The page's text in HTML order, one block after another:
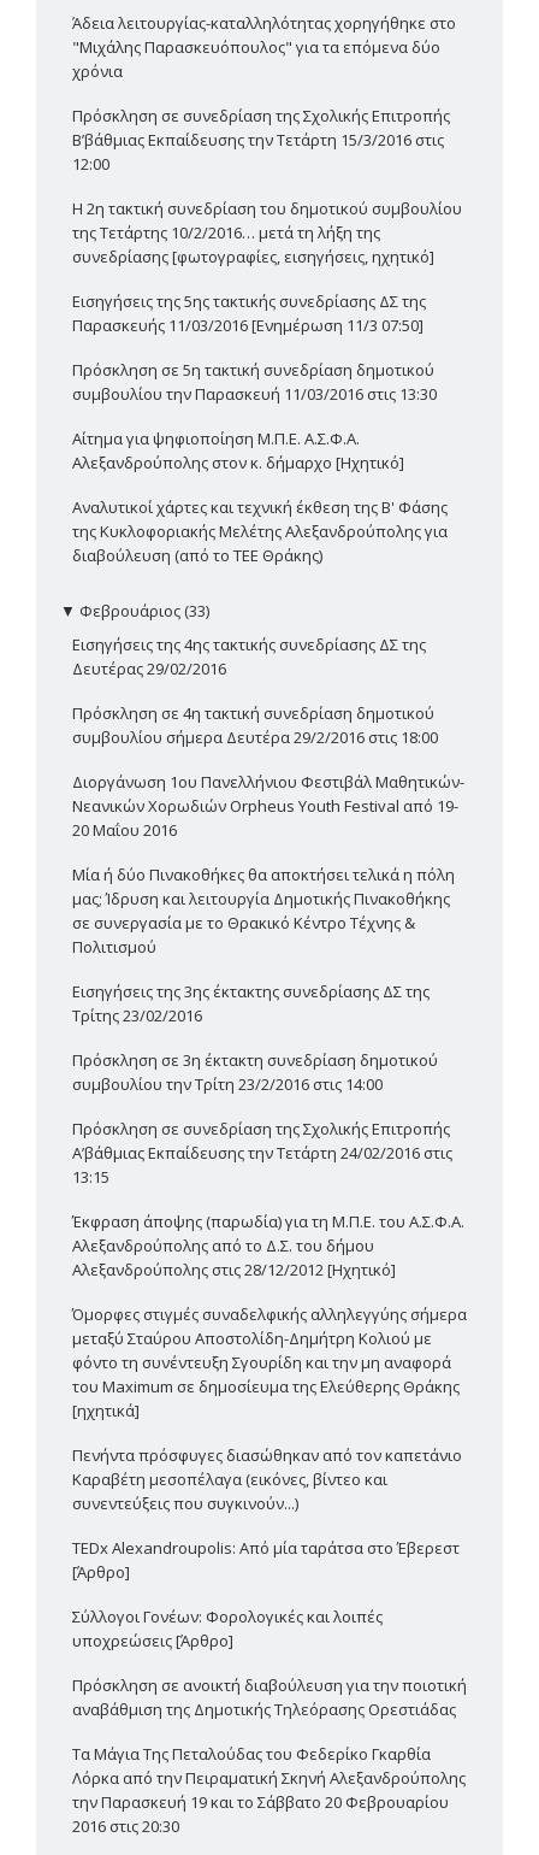
Άδεια λειτουργίας-καταλληλότητας χορηγήθηκε στο
"Μιχάλης Παρασκευόπουλος" για τα επόμενα δύο
χρόνια
Πρόσκληση σε συνεδρίαση της Σχολικής Επιτροπής
Β’βάθμιας Εκπαίδευσης την Τετάρτη 15/3/2016 στις
12:00
Η 2η τακτική συνεδρίαση του δημοτικού συμβουλίου
της Τετάρτης 10/2/2016… μετά τη λήξη της
συνεδρίασης [φωτογραφίες, εισηγήσεις, ηχητικό]
Εισηγήσεις της 5ης τακτικής συνεδρίασης ΔΣ της
Παρασκευής 11/03/2016 [Ενημέρωση 11/3 07:50]
Πρόσκληση σε 5η τακτική συνεδρίαση δημοτικού
συμβουλίου την Παρασκευή 11/03/2016 στις 13:30
Αίτημα για ψηφιοποίηση Μ.Π.Ε. Α.Σ.Φ.Α.
Αλεξανδρούπολης στον κ. δήμαρχο [Ηχητικό]
Αναλυτικοί χάρτες και τεχνική έκθεση της Β' Φάσης
της Κυκλοφοριακής Μελέτης Αλεξανδρούπολης για
διαβούλευση (από το ΤΕΕ Θράκης)
▼ Φεβρουάριος (33)
Εισηγήσεις της 4ης τακτικής συνεδρίασης ΔΣ της
Δευτέρας 29/02/2016
Πρόσκληση σε 4η τακτική συνεδρίαση δημοτικού
συμβουλίου σήμερα Δευτέρα 29/2/2016 στις 18:00
Διοργάνωση 1ου Πανελλήνιου Φεστιβάλ Μαθητικών-
Νεανικών Χορωδιών Orpheus Youth Festival από 19-
20 Μαΐου 2016
Μία ή δύο Πινακοθήκες θα αποκτήσει τελικά η πόλη
μας; Ίδρυση και λειτουργία Δημοτικής Πινακοθήκης
σε συνεργασία με το Θρακικό Κέντρο Τέχνης &
Πολιτισμού
Εισηγήσεις της 3ης έκτακτης συνεδρίασης ΔΣ της
Τρίτης 23/02/2016
Πρόσκληση σε 3η έκτακτη συνεδρίαση δημοτικού
συμβουλίου την Τρίτη 23/2/2016 στις 14:00
Πρόσκληση σε συνεδρίαση της Σχολικής Επιτροπής
Α’βάθμιας Εκπαίδευσης την Τετάρτη 24/02/2016 στις
13:15
Έκφραση άποψης (παρωδία) για τη Μ.Π.Ε. του Α.Σ.Φ.Α.
Αλεξανδρούπολης από το Δ.Σ. του δήμου
Αλεξανδρούπολης στις 28/12/2012 [Ηχητικό]
Όμορφες στιγμές συναδελφικής αλληλεγγύης σήμερα
μεταξύ Σταύρου Αποστολίδη-Δημήτρη Κολιού με
φόντο τη συνέντευξη Σγουρίδη και την μη αναφορά
του Maximum σε δημοσίευμα της Ελεύθερης Θράκης
[ηχητικά]
Πενήντα πρόσφυγες διασώθηκαν από τον καπετάνιο
Καραβέτη μεσοπέλαγα (εικόνες, βίντεο και
συνεντεύξεις που συγκινούν...)
TEDx Alexandroupolis: Από μία ταράτσα στο Έβερεστ
[Άρθρο]
Σύλλογοι Γονέων: Φορολογικές και λοιπές
υποχρεώσεις [Άρθρο]
Πρόσκληση σε ανοικτή διαβούλευση για την ποιοτική
αναβάθμιση της Δημοτικής Τηλεόρασης Ορεστιάδας
Τα Μάγια Της Πεταλούδας του Φεδερίκο Γκαρθία
Λόρκα από την Πειραματική Σκηνή Αλεξανδρούπολης
την Παρασκευή 19 και το Σάββατο 20 Φεβρουαρίου
2016 στις 20:30